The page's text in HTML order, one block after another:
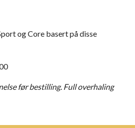
og Core basert på disse
før bestilling. Full overhaling